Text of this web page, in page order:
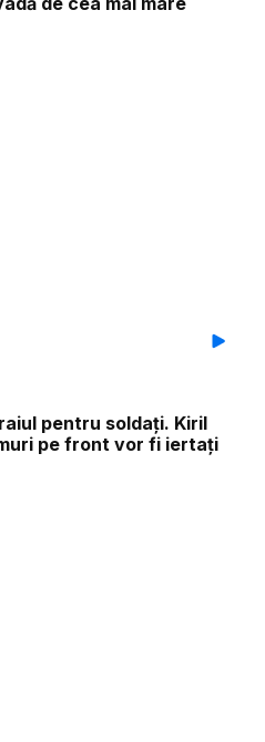
pentru soldați. Kiril
pe front vor fi iertați